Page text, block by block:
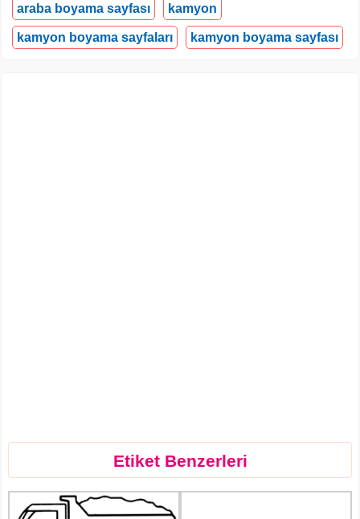
araba boyama sayfası kamyon
kamyon boyama sayfaları kamyon boyama sayfası
Etiket Benzerleri